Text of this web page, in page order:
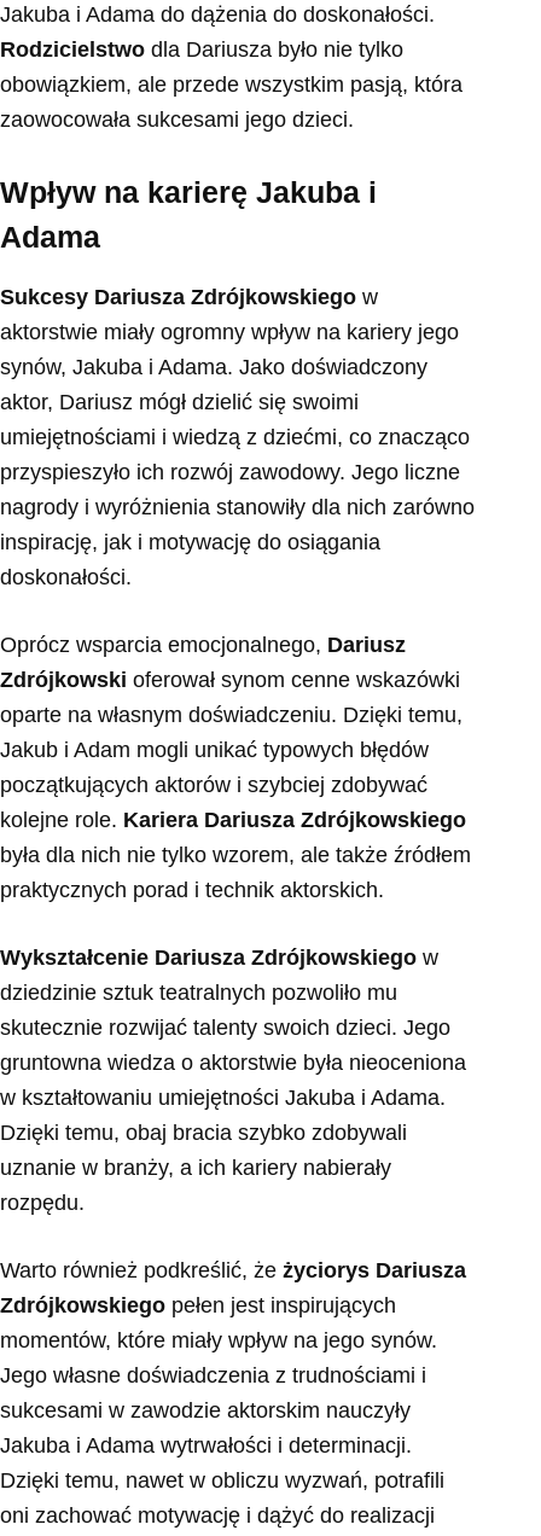
Jakuba i Adama do dążenia do doskonałości.
Rodzicielstwo dla Dariusza było nie tylko
obowiązkiem, ale przede wszystkim pasją, która
zaowocowała sukcesami jego dzieci.
Wpływ na karierę Jakuba i
Adama
Sukcesy Dariusza Zdrójkowskiego w
aktorstwie miały ogromny wpływ na kariery jego
synów, Jakuba i Adama. Jako doświadczony
aktor, Dariusz mógł dzielić się swoimi
umiejętnościami i wiedzą z dziećmi, co znacząco
przyspieszyło ich rozwój zawodowy. Jego liczne
nagrody i wyróżnienia stanowiły dla nich zarówno
inspirację, jak i motywację do osiągania
doskonałości.
Oprócz wsparcia emocjonalnego, Dariusz
Zdrójkowski oferował synom cenne wskazówki
oparte na własnym doświadczeniu. Dzięki temu,
Jakub i Adam mogli unikać typowych błędów
początkujących aktorów i szybciej zdobywać
kolejne role. Kariera Dariusza Zdrójkowskiego
była dla nich nie tylko wzorem, ale także źródłem
praktycznych porad i technik aktorskich.
Wykształcenie Dariusza Zdrójkowskiego w
dziedzinie sztuk teatralnych pozwoliło mu
skutecznie rozwijać talenty swoich dzieci. Jego
gruntowna wiedza o aktorstwie była nieoceniona
w kształtowaniu umiejętności Jakuba i Adama.
Dzięki temu, obaj bracia szybko zdobywali
uznanie w branży, a ich kariery nabierały
rozpędu.
Warto również podkreślić, że życiorys Dariusza
Zdrójkowskiego pełen jest inspirujących
momentów, które miały wpływ na jego synów.
Jego własne doświadczenia z trudnościami i
sukcesami w zawodzie aktorskim nauczyły
Jakuba i Adama wytrwałości i determinacji.
Dzięki temu, nawet w obliczu wyzwań, potrafili
oni zachować motywację i dążyć do realizacji